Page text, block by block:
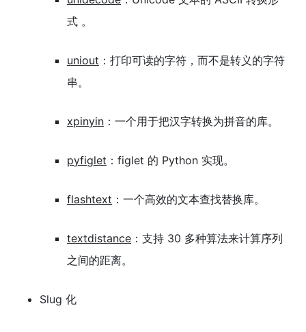
式 。
uniout ：打印可读的字符，而不是转义的字符
串。
xpinyin ：一个用于把汉字转换为拼音的库。
pyfiglet ：figlet 的 Python 实现。
flashtext ：一个高效的文本查找替换库。
textdistance ：支持 30 多种算法来计算序列
之间的距离。
Slug 化